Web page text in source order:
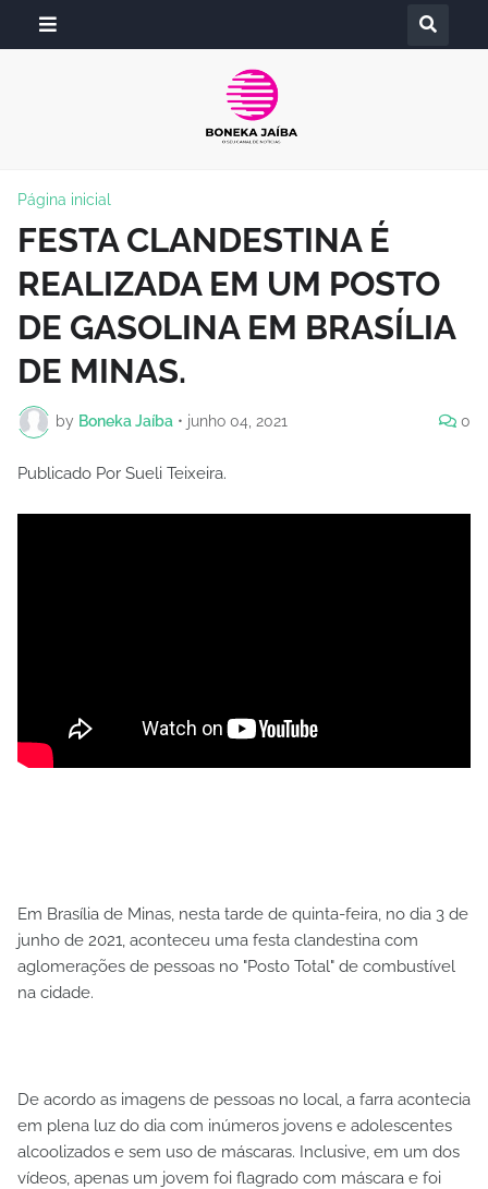
Página inicial
FESTA CLANDESTINA É
REALIZADA EM UM POSTO
DE GASOLINA EM BRASÍLIA
DE MINAS.
by Boneka Jaíba • junho 04, 2021 0
Publicado Por Sueli Teixeira.
Em Brasília de Minas, nesta tarde de quinta-feira, no dia 3 de
junho de 2021, aconteceu uma festa clandestina com
aglomerações de pessoas no "Posto Total" de combustível
na cidade.
De acordo as imagens de pessoas no local, a farra acontecia
em plena luz do dia com inúmeros jovens e adolescentes
alcoolizados e sem uso de máscaras. Inclusive, em um dos
vídeos, apenas um jovem foi flagrado com máscara e foi